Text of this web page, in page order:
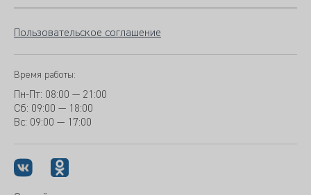
Пользовательское соглашение
Время работы:
Пн-Пт: 08:00 — 21:00
Сб: 09:00 — 18:00
Вс: 09:00 — 17:00